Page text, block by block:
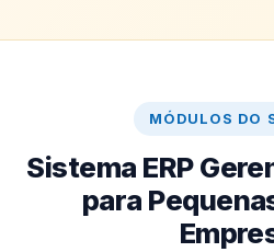
MÓDULOS DO
Sistema ERP
para